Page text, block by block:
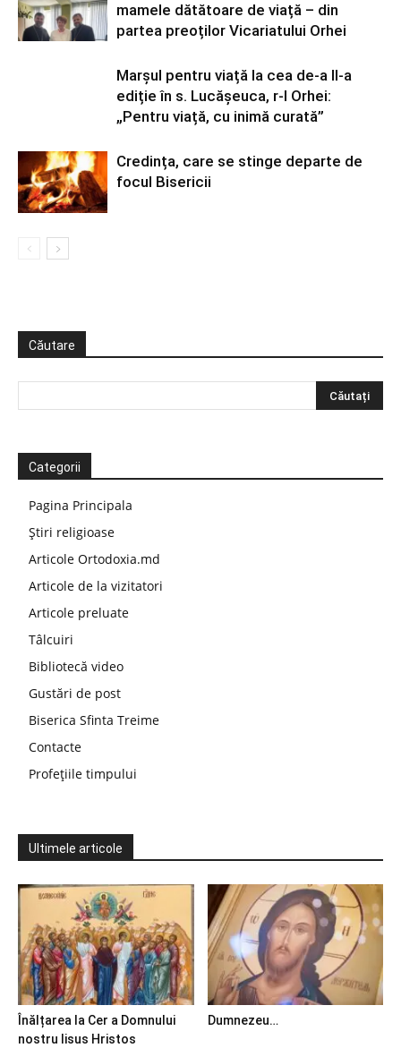
mamele dătătoare de viață – din
partea preoților Vicariatului Orhei
Marșul pentru viață la cea de-a II-a
ediție în s. Lucășeuca, r-l Orhei:
„Pentru viață, cu inimă curată”
Credința, care se stinge departe de
focul Bisericii
Căutare
Categorii
Pagina Principala
Știri religioase
Articole Ortodoxia.md
Articole de la vizitatori
Articole preluate
Tâlcuiri
Bibliotecă video
Gustări de post
Biserica Sfinta Treime
Contacte
Profețiile timpului
Ultimele articole
Înălțarea la Cer a Domnului
nostru Iisus Hristos
Dumnezeu…